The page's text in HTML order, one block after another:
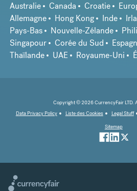
Australie
Canada Croatie
Allemagne
Hong Kong Inde
Pays-Bas
Nouvelle-Zélande
Singapour
Corée du Sud
Thaïlande
UAE Royaume-Uni
Copyright © 2026 CurrencyFair LTD.
Data Privacy Policy
Liste des Cookies Legal Stuff
Sitemap